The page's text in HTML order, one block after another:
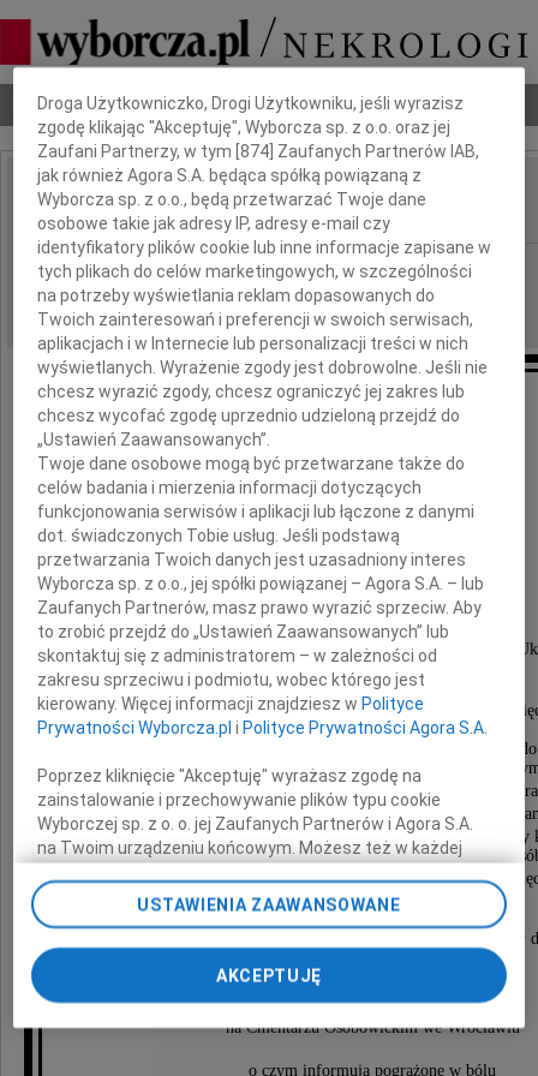
Nekrologi Odeszli Poradnik pogrzebowy
IMIĘ I NAZWISKO: Bogdan Solka
REGION: Opole
DATA EMISJI: 06.08.2018
Z głębokim żalem zawiadamiamy,
że w dniu 2 sierpnia 2018 r zmarł
Bogdan Solka
Urodzony w Chyrowie (pow.Dobromilski, obecnie
absolwent Politechniki Lwowskiej.
Skierowany nakazem pracy w okolice
Nowosybirska - budowniczy linii wysokiego
na potrzeby kolei transsyberyjskiej.
W październiku 1956 roku repatriował się z rodziną
i związał zawodowo z przemysłem
pracując kolejno w elektrowniach Czechnica, Victoria
Budowniczy elektrowni Opole. Jego ogromne
i doświadczenie w znaczącym stopniu wpłynęły na ostateczny
oraz warunki pracy zatrudnionych tam dzisiaj
Zapalony narciarz uprawiający sport do ostatnich
Wspaniały mąż, opiekuńczy i mądry ojciec, kochający
Uroczystości pogrzebowe rozpoczną się
9 sierpnia 2018 r o godzinie 11.20
na Cmentarzu Osobowickim we Wrocławiu
o czym informują pogrążone w bólu
Dbamy o Twoją prywatność
Droga Użytkowniczko, Drogi Użytkowniku, jeśli wyrazisz
zgodę klikając "Akceptuję", Wyborcza sp. z o.o. oraz jej
Zaufani Partnerzy, w tym [874 ] Zaufanych Partnerów IAB,
jak również Agora S.A. będąca spółką powiązaną z
Wyborcza sp. z o.o., będą przetwarzać Twoje dane
osobowe takie jak adresy IP, adresy e-mail czy
identyfikatory plików cookie lub inne informacje zapisane w
tych plikach do celów marketingowych, w szczególności
na potrzeby wyświetlania reklam dopasowanych do
Twoich zainteresowań i preferencji w swoich serwisach,
aplikacjach i w Internecie lub personalizacji treści w nich
wyświetlanych. Wyrażenie zgody jest dobrowolne. Jeśli nie
chcesz wyrazić zgody, chcesz ograniczyć jej zakres lub
chcesz wycofać zgodę uprzednio udzieloną przejdź do
„Ustawień Zaawansowanych”.
Twoje dane osobowe mogą być przetwarzane także do
celów badania i mierzenia informacji dotyczących
funkcjonowania serwisów i aplikacji lub łączone z danymi
dot. świadczonych Tobie usług. Jeśli podstawą
przetwarzania Twoich danych jest uzasadniony interes
Wyborcza sp. z o.o., jej spółki powiązanej – Agora S.A. – lub
Zaufanych Partnerów, masz prawo wyrazić sprzeciw. Aby
to zrobić przejdź do „Ustawień Zaawansowanych” lub
skontaktuj się z administratorem – w zależności od
zakresu sprzeciwu i podmiotu, wobec którego jest
kierowany. Więcej informacji znajdziesz w Polityce
Prywatności Wyborcza.pl i Polityce Prywatności Agora S.A.
Poprzez kliknięcie "Akceptuję" wyrażasz zgodę na
zainstalowanie i przechowywanie plików typu cookie
Wyborczej sp. z o. o. jej Zaufanych Partnerów i Agora S.A.
na Twoim urządzeniu końcowym. Możesz też w każdej
ponownie wywołując narzędzie do zarządzania Twoimi
preferencjami dot. przetwarzania danych poprzez
odnośnik „Ustawienia prywatności” w stopce serwisu i
przechodząc do sekcji „Ustawienia zaawansowane”.
Zmiana ustawień plików cookie możliwa jest także za
My, nasi Zaufani Partnerzy i Agora S.A. możemy
USTAWIENIA ZAAWANSOWANE
AKCEPTUJĘ